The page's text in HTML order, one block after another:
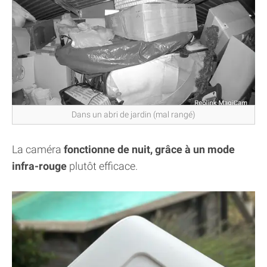
Dans un abri de jardin (mal rangé)
La caméra fonctionne de nuit, grâce à un mode
infra-rouge plutôt efficace.